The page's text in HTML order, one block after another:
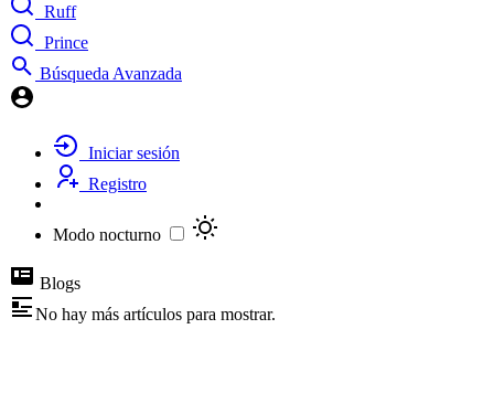
Ruff
Prince
Búsqueda Avanzada
Iniciar sesión
Registro
Modo nocturno
Blogs
No hay más artículos para mostrar.